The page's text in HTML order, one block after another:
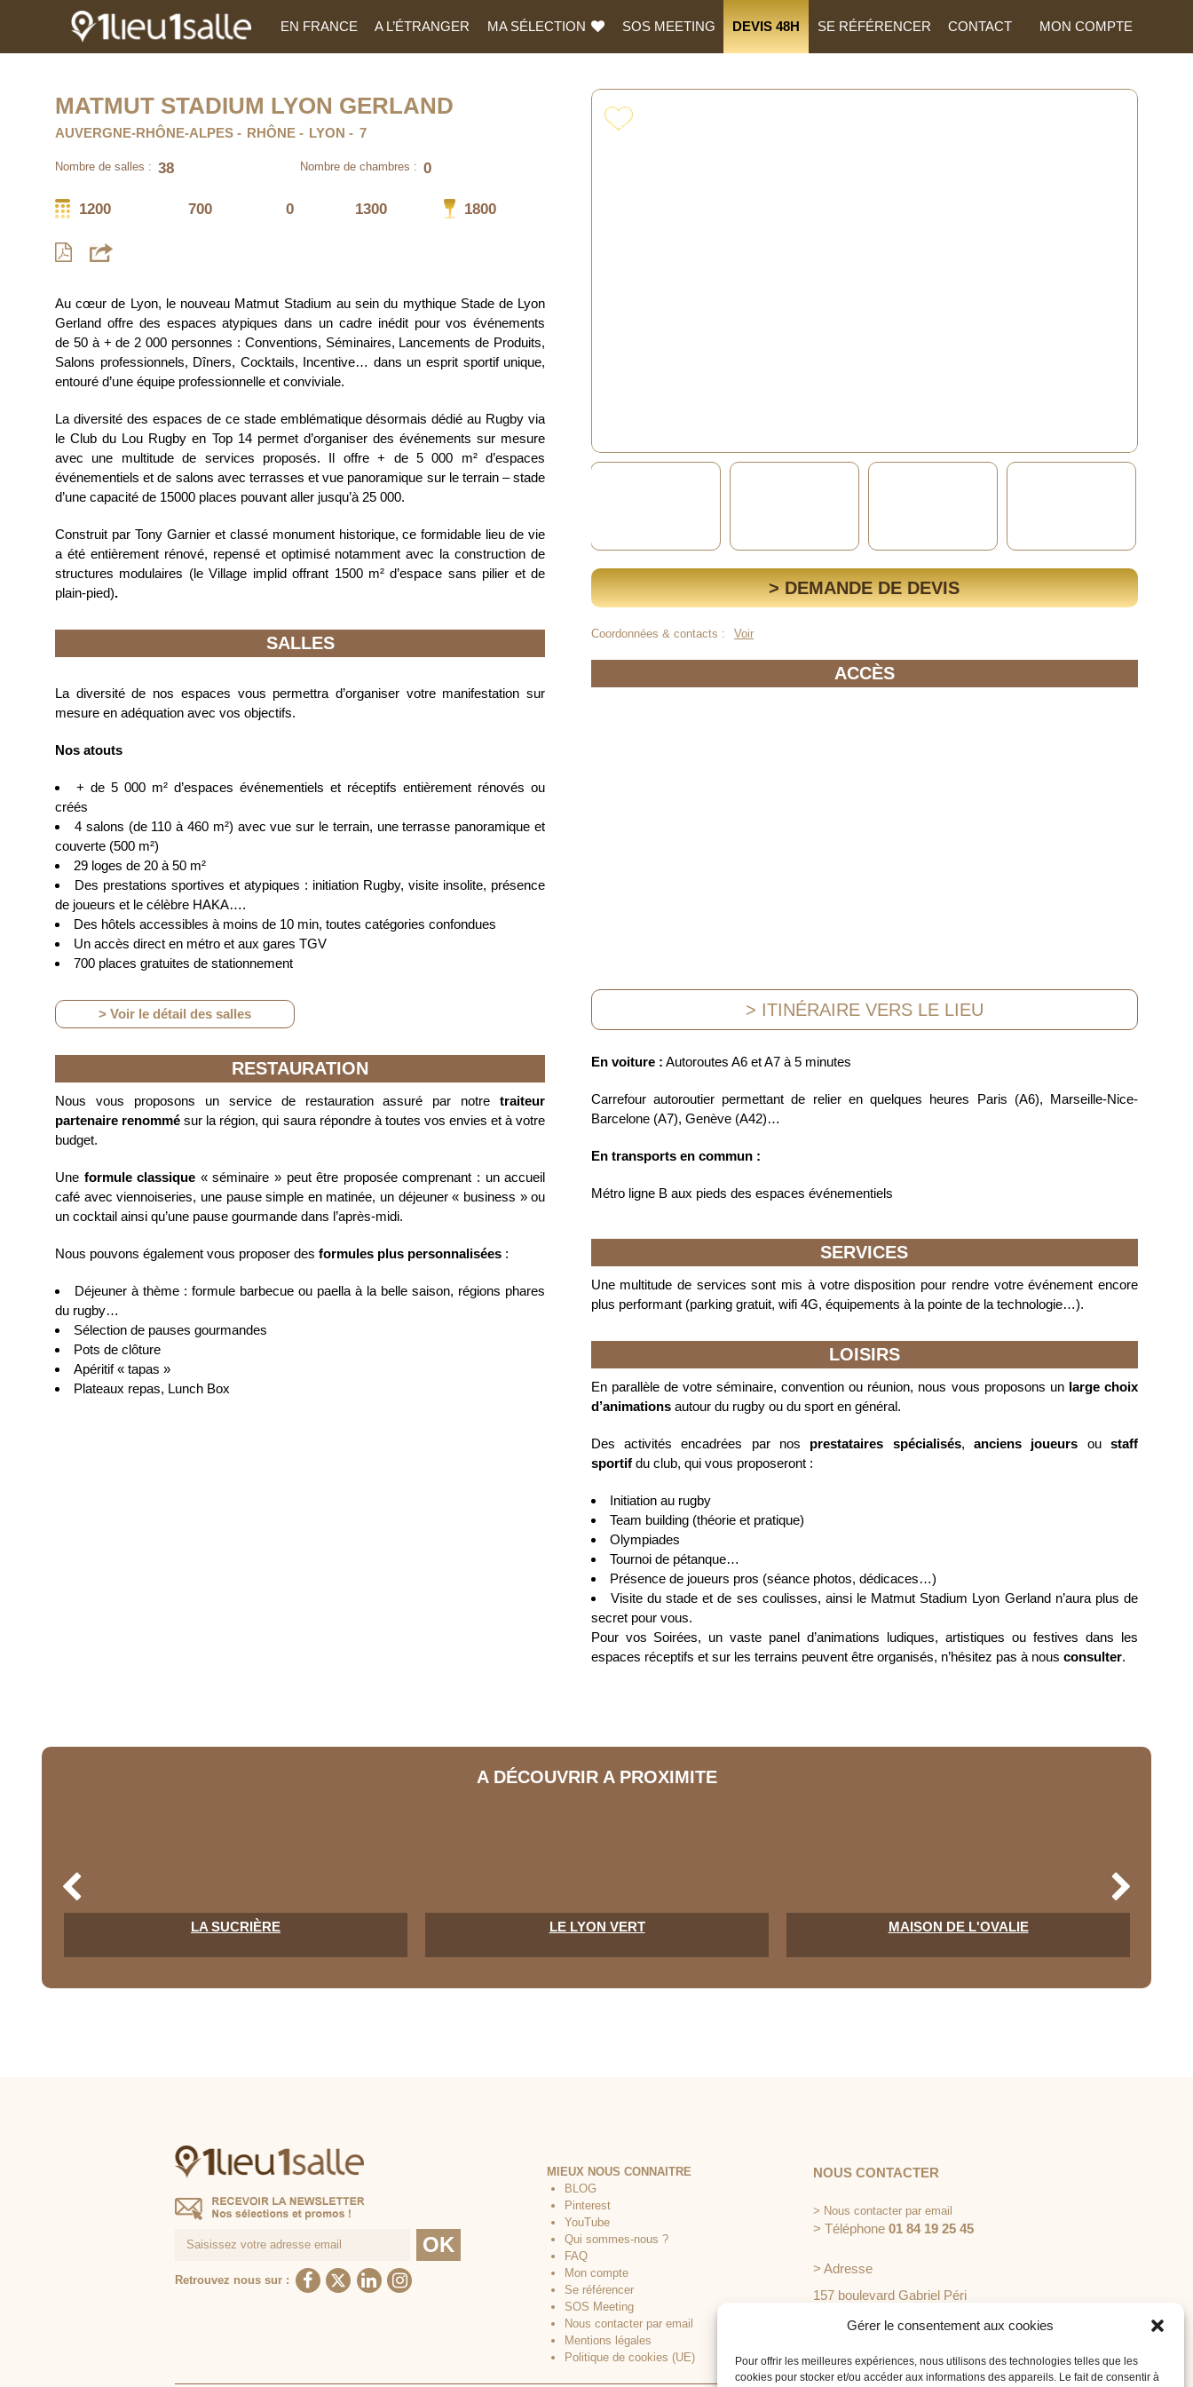
Gérer le consentement aux cookies
Pour offrir les meilleures expériences, nous utilisons des technologies telles que les
cookies pour stocker et/ou accéder aux informations des appareils. Le fait de consentir à
EN FRANCE A L’ÉTRANGER MA SÉLECTION SOS MEETING DEVIS 48H SE RÉFÉRENCER CONTACT MON COMPTE
MATMUT STADIUM LYON GERLAND
AUVERGNE-RHÔNE-ALPES RHÔNE LYON 7
Nombre de salles : 38 Nombre de chambres : 0
1200 700 0 1300 1800
Au cœur de Lyon, le nouveau Matmut Stadium au sein du mythique Stade de Lyon
Gerland offre des espaces atypiques dans un cadre inédit pour vos événements
de 50 à + de 2 000 personnes : Conventions, Séminaires, Lancements de Produits,
Salons professionnels, Dîners, Cocktails, Incentive… dans un esprit sportif unique,
entouré d’une équipe professionnelle et conviviale.
La diversité des espaces de ce stade emblématique désormais dédié au Rugby via
le Club du Lou Rugby en Top 14 permet d’organiser des événements sur mesure
avec une multitude de services proposés. Il offre + de 5 000 m² d’espaces
événementiels et de salons avec terrasses et vue panoramique sur le terrain – stade
d’une capacité de 15000 places pouvant aller jusqu’à 25 000.
Construit par Tony Garnier et classé monument historique, ce formidable lieu de vie
a été entièrement rénové, repensé et optimisé notamment avec la construction de
structures modulaires (le Village implid offrant 1500 m² d’espace sans pilier et de
plain-pied).
SALLES
La diversité de nos espaces vous permettra d’organiser votre manifestation sur
mesure en adéquation avec vos objectifs.
Nos atouts
+ de 5 000 m² d’espaces événementiels et réceptifs entièrement rénovés ou
créés
4 salons (de 110 à 460 m²) avec vue sur le terrain, une terrasse panoramique et
couverte (500 m²)
29 loges de 20 à 50 m²
Des prestations sportives et atypiques : initiation Rugby, visite insolite, présence
de joueurs et le célèbre HAKA….
Des hôtels accessibles à moins de 10 min, toutes catégories confondues
Un accès direct en métro et aux gares TGV
700 places gratuites de stationnement
> Voir le détail des salles
RESTAURATION
Nous vous proposons un service de restauration assuré par notretraiteur
partenaire renommé sur la région, qui saura répondre à toutes vos envies et à votre
budget.
Une formule classique « séminaire » peut être proposée comprenant : un accueil
café avec viennoiseries, une pause simple en matinée, un déjeuner « business » ou
un cocktail ainsi qu’une pause gourmande dans l’après-midi.
Nous pouvons également vous proposer des formules plus personnalisées :
Déjeuner à thème : formule barbecue ou paella à la belle saison, régions phares
du rugby…
Sélection de pauses gourmandes
Pots de clôture
Apéritif « tapas »
Plateaux repas, Lunch Box
> DEMANDE DE DEVIS
Coordonnées & contacts : Voir
ACCÈS
> ITINÉRAIRE VERS LE LIEU
En voiture : Autoroutes A6 et A7 à 5 minutes
Carrefour autoroutier permettant de relier en quelques heures Paris (A6), Marseille-Nice-
Barcelone (A7), Genève (A42)…
En transports en commun :
Métro ligne B aux pieds des espaces événementiels
SERVICES
Une multitude de services sont mis à votre disposition pour rendre votre événement encore
plus performant (parking gratuit, wifi 4G, équipements à la pointe de la technologie…).
LOISIRS
En parallèle de votre séminaire, convention ou réunion, nous vous proposons unlarge choix
d’animationsautour du rugby ou du sport en général.
Des activités encadrées par nos prestataires spécialisés, anciens joueurs oustaff
sportifdu club, qui vous proposeront :
Initiation au rugby
Team building (théorie et pratique)
Olympiades
Tournoi de pétanque…
Présence de joueurs pros (séance photos, dédicaces…)
Visite du stade et de ses coulisses, ainsi le Matmut Stadium Lyon Gerland n’aura plus de
secret pour vous.
Pour vos Soirées, un vaste panel d’animations ludiques, artistiques ou festives dans les
espaces réceptifs et sur les terrains peuvent être organisés, n’hésitez pas à nous consulter.
A DÉCOUVRIR A PROXIMITE
LA SUCRIÈRE LE LYON VERT MAISON DE L'OVALIE
Retrouvez nous sur :
MIEUX NOUS CONNAITRE
BLOG
Pinterest
YouTube
Qui sommes-nous ?
FAQ
Mon compte
Se référencer
SOS Meeting
Nous contacter par email
Mentions légales
Politique de cookies (UE)
NOUS CONTACTER
> Nous contacter par email
> Téléphone 01 84 19 25 45
> Adresse
157 boulevard Gabriel Péri
92240 Malakoff